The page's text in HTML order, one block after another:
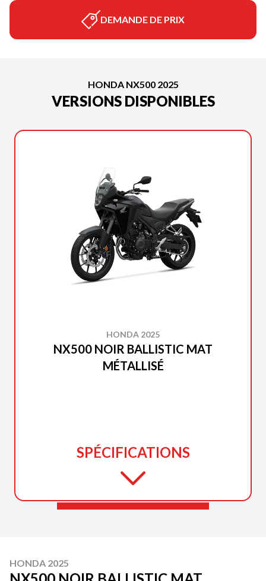
DEMANDE DE PRIX
HONDA NX500 2025
VERSIONS DISPONIBLES
HONDA 2025
NX500 NOIR BALLISTIC MAT
MÉTALLISÉ
SPÉCIFICATIONS
HONDA 2025